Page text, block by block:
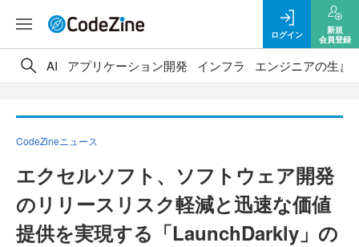
ログイン
新規
会員登録
AI アプリケーション開発 インフラ エンジニアの生き
CodeZineニュース
エクセルソフト、ソフトウェア開発
のリリースリスク軽減と迅速な価値
提供を実現する「LaunchDarkly」の